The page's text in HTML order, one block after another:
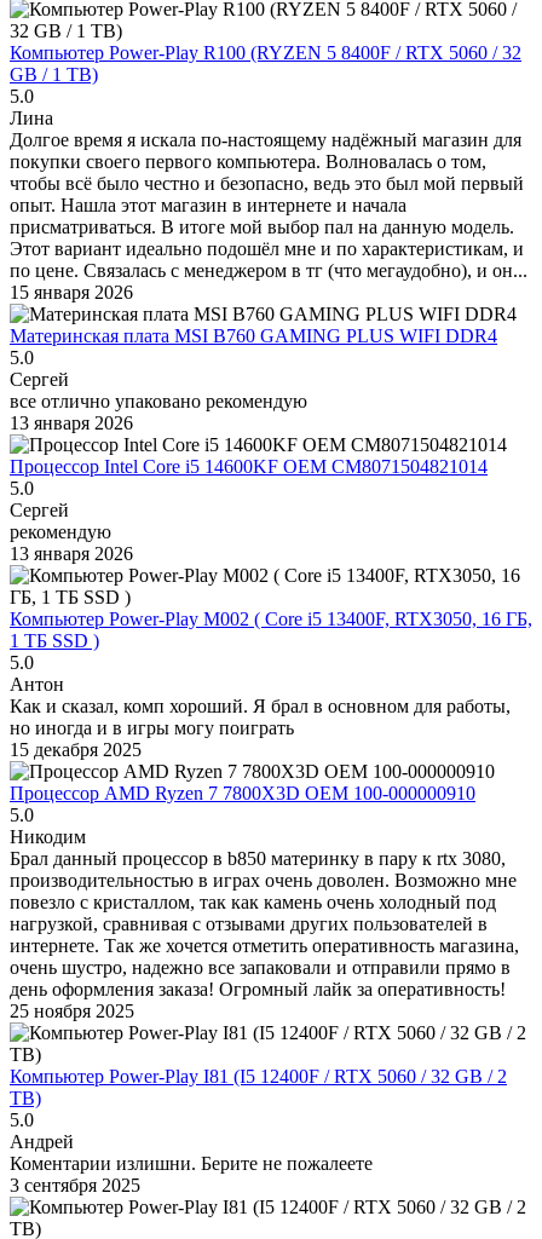
Компьютер Power-Play R100 (RYZEN 5 8400F / RTX 5060 / 32
GB / 1 TB)
5.0
Лина
Долгое время я искала по-настоящему надёжный магазин для
покупки своего первого компьютера. Волновалась о том,
чтобы всё было честно и безопасно, ведь это был мой первый
опыт. Нашла этот магазин в интернете и начала
присматриваться. В итоге мой выбор пал на данную модель.
Этот вариант идеально подошёл мне и по характеристикам, и
по цене. Связалась с менеджером в тг (что мегаудобно), и он...
15 января 2026
Материнская плата MSI B760 GAMING PLUS WIFI DDR4
5.0
Сергей
все отлично упаковано рекомендую
13 января 2026
Процессор Intel Core i5 14600KF OEM CM8071504821014
5.0
Сергей
рекомендую
13 января 2026
Компьютер Power-Play M002 ( Core i5 13400F, RTX3050, 16 ГБ,
1 ТБ SSD )
5.0
Антон
Как и сказал, комп хороший. Я брал в основном для работы,
но иногда и в игры могу поиграть
15 декабря 2025
Процессор AMD Ryzen 7 7800X3D OEM 100-000000910
5.0
Никодим
Брал данный процессор в b850 материнку в пару к rtx 3080,
производительностью в играх очень доволен. Возможно мне
повезло с кристаллом, так как камень очень холодный под
нагрузкой, сравнивая с отзывами других пользователей в
интернете. Так же хочется отметить оперативность магазина,
очень шустро, надежно все запаковали и отправили прямо в
день оформления заказа! Огромный лайк за оперативность!
25 ноября 2025
Компьютер Power-Play I81 (I5 12400F / RTX 5060 / 32 GB / 2
TB)
5.0
Андрей
Коментарии излишни. Берите не пожалеете
3 сентября 2025